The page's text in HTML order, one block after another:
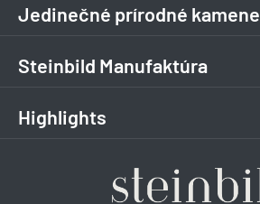
Jedinečné prírodné kamene
Steinbild Manufaktúra
Highlights